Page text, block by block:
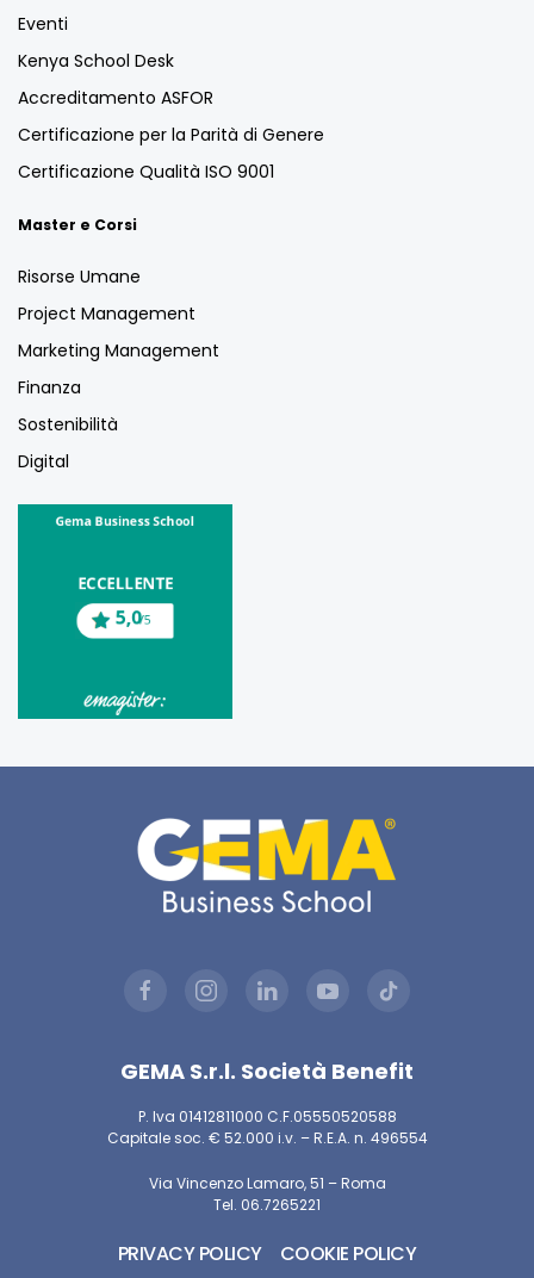
Eventi
Kenya School Desk
Accreditamento ASFOR
Certificazione per la Parità di Genere
Certificazione Qualità ISO 9001
Master e Corsi
Risorse Umane
Project Management
Marketing Management
Finanza
Sostenibilità
Digital
GEMA S.r.l. Società Benefit
P. Iva 01412811000 C.F.05550520588
Capitale soc. € 52.000 i.v. – R.E.A. n. 496554
Via Vincenzo Lamaro, 51 – Roma
Tel. 06.7265221
PRIVACY POLICY COOKIE POLICY